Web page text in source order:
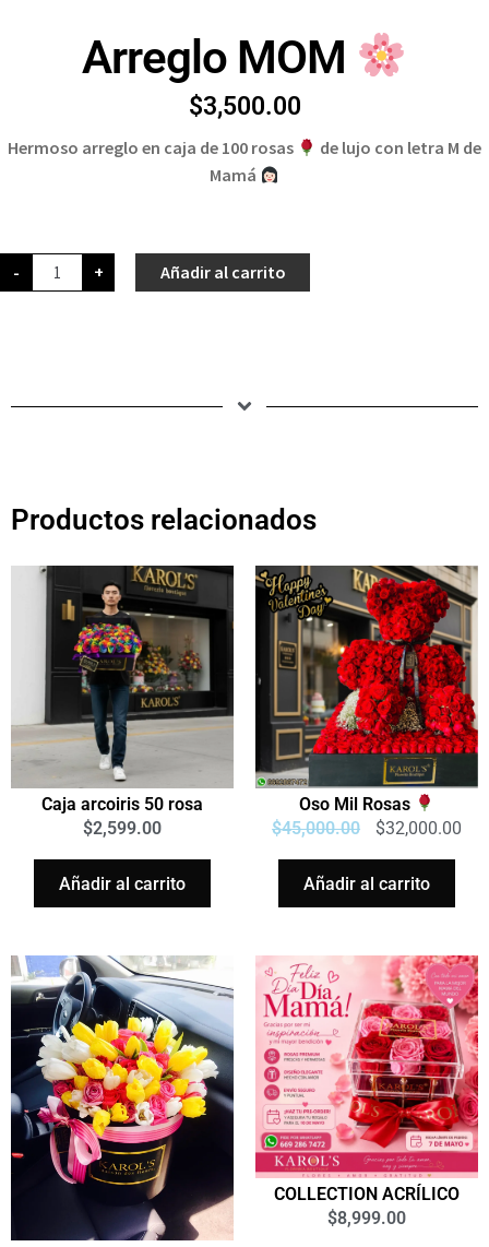
Arreglo MOM
$3,500.00
Hermoso arreglo en caja de 100 rosas
de lujo con letra M de
Mamá
- + Añadir al carrito
Productos relacionados
Caja arcoiris 50 rosa
$2,599.00
Añadir al carrito
Oso Mil Rosas
$45,000.00 $32,000.00
Añadir al carrito
COLLECTION ACRÍLICO
$8,999.00